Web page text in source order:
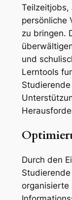
Teilzeitjobs,
persönliche
zu bringen.
und
Lerntools
Durch den
organisierte